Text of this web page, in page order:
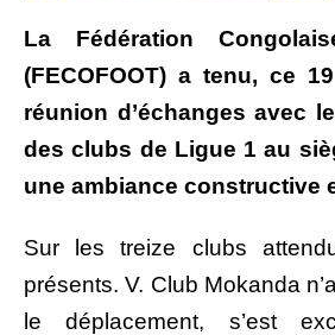
La Fédération
(FECOFOOT) a tenu, ce
réunion d’échanges avec
des clubs de Ligue 1 au
une ambiance constructive
Sur les treize clubs
présents. V. Club Mokanda
le déplacement, s’est